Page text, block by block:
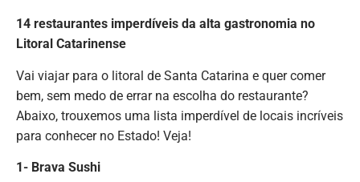
14 restaurantes imperdíveis da alta gastronomia no
Litoral Catarinense
Vai viajar para o litoral de Santa Catarina e quer comer
bem, sem medo de errar na escolha do restaurante?
Abaixo, trouxemos uma lista imperdível de locais incríveis
para conhecer no Estado! Veja!
1- Brava Sushi